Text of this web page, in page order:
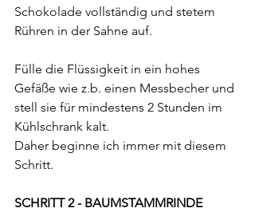
Schokolade vollständig und stetem
Rühren in der Sahne auf.
Fülle die Flüssigkeit in ein hohes
Gefäße wie z.b. einen Messbecher und
stell sie für mindestens 2 Stunden im
Kühlschrank kalt.
Daher beginne ich immer mit diesem
Schritt.
SCHRITT 2 - BAUMSTAMMRINDE